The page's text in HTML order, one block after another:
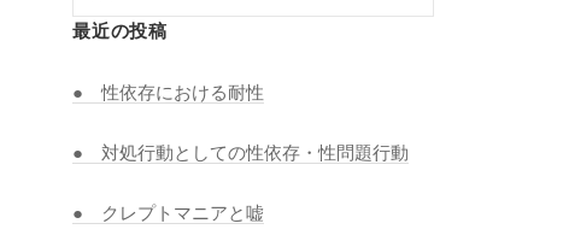
索:
最近の投稿
● 性依存における耐性
● 対処行動としての性依存・性問題行動
● クレプトマニアと嘘